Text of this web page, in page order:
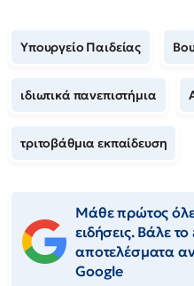
Υπουργείο Παιδείας
ιδιωτικά πανεπιστήμια
τριτοβάθμια εκπαίδευση
Μάθε πρώτος
ειδήσεις. Βάλε
αποτελέσματα
Google